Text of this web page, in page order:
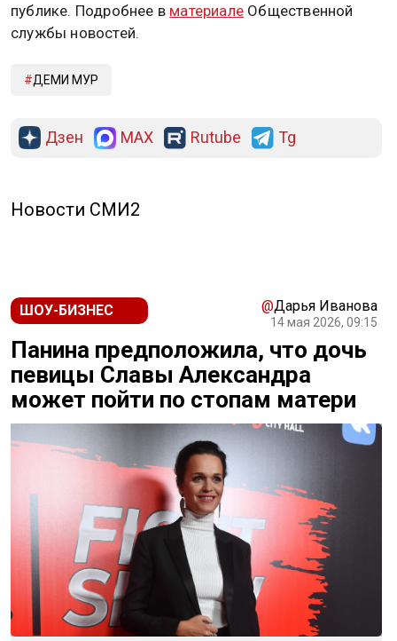
публике. Подробнее в материале Общественной
службы новостей.
ДЕМИ МУР
Дзен MAX Rutube Tg
Новости СМИ2
ШОУ-БИЗНЕС @Дарья Иванова
14 мая 2026, 09:15
Панина предположила, что дочь
певицы Славы Александра
может пойти по стопам матери